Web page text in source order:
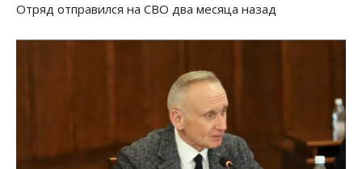
Отряд отправился на СВО два месяца назад